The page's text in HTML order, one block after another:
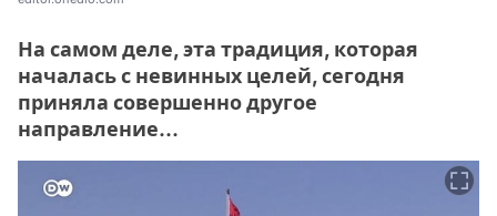
На самом деле, эта традиция, которая
началась с невинных целей, сегодня
приняла совершенно другое
направление...